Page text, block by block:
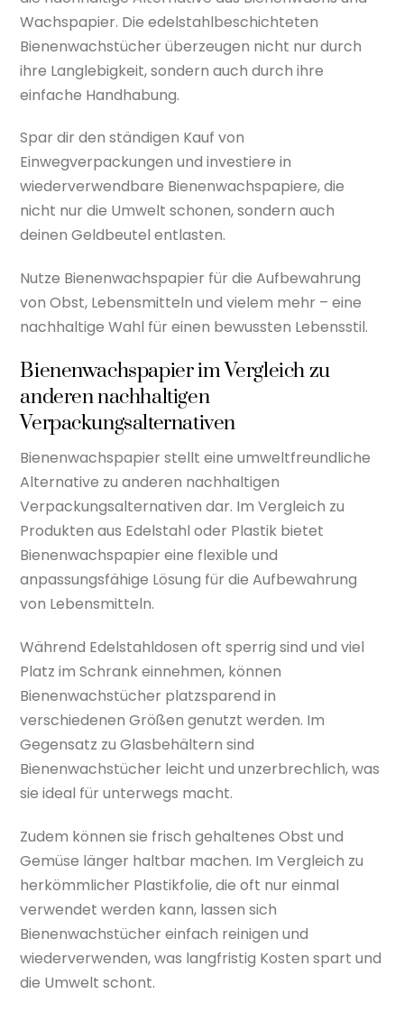
Wachspapier. Die edelstahlbeschichteten
Bienenwachstücher überzeugen nicht nur durch
ihre Langlebigkeit, sondern auch durch ihre
einfache Handhabung.
Spar dir den ständigen Kauf von
Einwegverpackungen und investiere in
wiederverwendbare Bienenwachspapiere, die
nicht nur die Umwelt schonen, sondern auch
deinen Geldbeutel entlasten.
Nutze Bienenwachspapier für die Aufbewahrung
von Obst, Lebensmitteln und vielem mehr – eine
nachhaltige Wahl für einen bewussten Lebensstil.
Bienenwachspapier im Vergleich zu
anderen nachhaltigen
Verpackungsalternativen
Bienenwachspapier stellt eine umweltfreundliche
Alternative zu anderen nachhaltigen
Verpackungsalternativen dar. Im Vergleich zu
Produkten aus Edelstahl oder Plastik bietet
Bienenwachspapier eine flexible und
anpassungsfähige Lösung für die Aufbewahrung
von Lebensmitteln.
Während Edelstahldosen oft sperrig sind und viel
Platz im Schrank einnehmen, können
Bienenwachstücher platzsparend in
verschiedenen Größen genutzt werden. Im
Gegensatz zu Glasbehältern sind
Bienenwachstücher leicht und unzerbrechlich, was
sie ideal für unterwegs macht.
Zudem können sie frisch gehaltenes Obst und
Gemüse länger haltbar machen. Im Vergleich zu
herkömmlicher Plastikfolie, die oft nur einmal
verwendet werden kann, lassen sich
Bienenwachstücher einfach reinigen und
wiederverwenden, was langfristig Kosten spart und
die Umwelt schont.